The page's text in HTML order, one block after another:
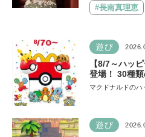
なければ何で
い
#長南真理恵
遊び
【8/7～ハッ
登場！ 30種
て勢ぞろい
マクドナルドのハ
遊び